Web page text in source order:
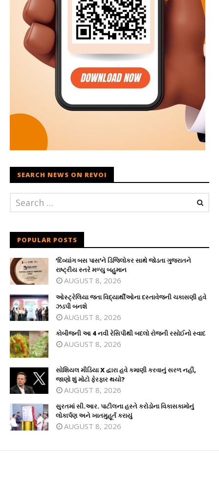
SEARCH NEWS ON REVOI
POPULAR POSTS
‘દિવ્યાંગ બસ પાસ’ને ડિજિલોકર સાથે જોડતા ગુજરાતને
રાષ્ટ્રીય સ્તરે મળ્યુ બહુમાન
AUGUST 8, 2026
ઓસ્ટ્રેલિયા જતા વિદ્યાર્થીઓના દસ્તાવેજની ચકાસણી હવે
ઝડપી બનશે
AUGUST 8, 2026
કોબીજની આ 4 નવી રેસિપીથી બદલો રોજની રસોઈનો સ્વાદ
AUGUST 8, 2026
સોશિયલ મીડિયા X દ્વારા હવે કમાણી કરવાનું સરળ નહીં,
જાણો શું મોટો ફેરફાર થયો?
AUGUST 8, 2026
સુરતમાં સી.આર. પાટીલના હસ્તે કરોડોના વિકાસકામોનું
લોકાર્પણ અને ખાતમુહૂર્ત કરાયું
AUGUST 8, 2026